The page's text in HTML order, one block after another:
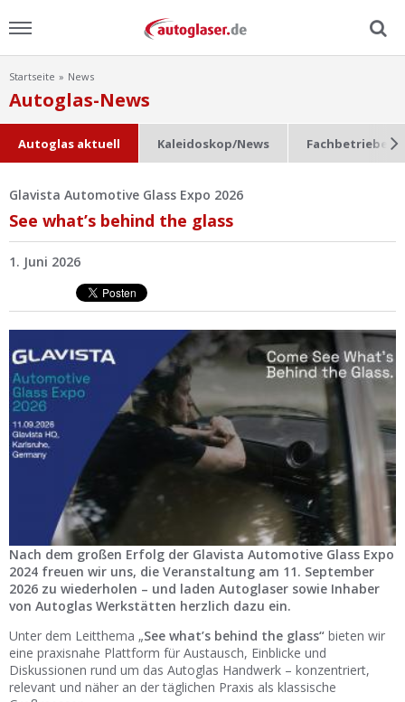
Home
Ratgeber
Scheibensuche
FAQ
Lexikon
Ist Ihre Werkstatt schon dabei?
Kostenlos eintragen
Werkstatt Login
Startseite News
Autoglas-News
Autoglas aktuell Kaleidoskop/News Fachbetriebe
Glavista Automotive Glass Expo 2026
See what’s behind the glass
1. Juni 2026
Nach dem großen Erfolg der Glavista Automotive Glass Expo
2024 freuen wir uns, die Veranstaltung am 11. September
2026 zu wiederholen – und laden Autoglaser sowie Inhaber
von Autoglas Werkstätten herzlich dazu ein.
Unter dem Leitthema „See what’s behind the glass“ bieten wir
eine praxisnahe Plattform für Austausch, Einblicke und
Diskussionen rund um das Autoglas Handwerk – konzentriert,
relevant und näher an der täglichen Praxis als klassische